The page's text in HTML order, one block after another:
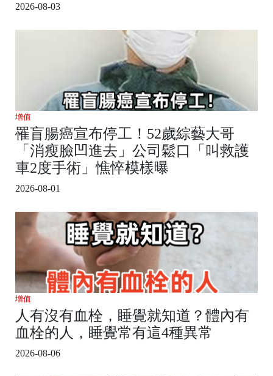
2026-08-03
增值
罹盲腸癌宣布停工！52歲綜藝大哥
「消瘦臉凹進去」公司鬆口「叫救護
車2度手術」憔悴模樣曝
2026-08-01
增值
人有沒有血栓，睡覺就知道？體內有
血栓的人，睡覺常有這4種異常
2026-08-06